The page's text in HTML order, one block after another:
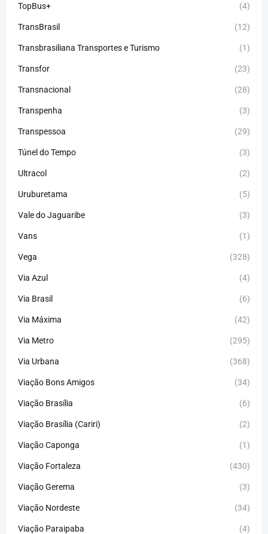
TopBus+ (4)
TransBrasil (12)
Transbrasiliana Transportes e Turismo (1)
Transfor (23)
Transnacional (28)
Transpenha (3)
Transpessoa (29)
Túnel do Tempo (3)
Ultracol (2)
Uruburetama (5)
Vale do Jaguaribe (3)
Vans (1)
Vega (328)
Via Azul (4)
Via Brasil (6)
Via Máxima (42)
Via Metro (295)
Via Urbana (368)
Viação Bons Amigos (34)
Viação Brasília (6)
Viação Brasília (Cariri) (2)
Viação Caponga (1)
Viação Fortaleza (430)
Viação Gerema (3)
Viação Nordeste (34)
Viação Paraipaba (4)